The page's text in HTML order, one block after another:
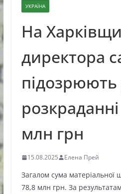
УКРАЇНА
На
директора
підозрюють
млн грн
15.08.2025 Елена Прей
Загалом сума матеріальної
78,8 млн грн. За